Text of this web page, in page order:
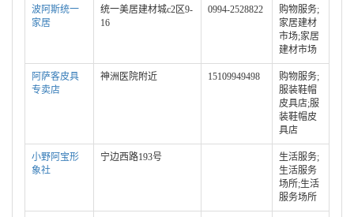
波阿斯统一
家居
统一美居建材城c2区9-
16
0994-2528822
购物服务;
家居建材
市场;家居
建材市场
阿萨客皮具
专卖店
神洲医院附近 15109949498
购物服务;
服装鞋帽
皮具店;服
装鞋帽皮
具店
小野阿宝形
象社
宁边西路193号
生活服务;
生活服务
场所;生活
服务场所